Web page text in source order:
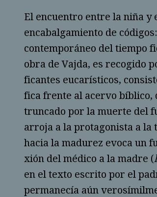
El encuentro entre la niña y
encabalgamiento de
contemporáneo del tiempo
obra de Vajda, es reco­gi­do
fican­tes eucarísti­cos,
fica frente al acervo bíbli­co,
truncado por la muerte del
arroja a la prota­go­nista a la
hacia la madurez evoca un
xión del médico a la madre (
en el texto escrito por el
permanecía aún